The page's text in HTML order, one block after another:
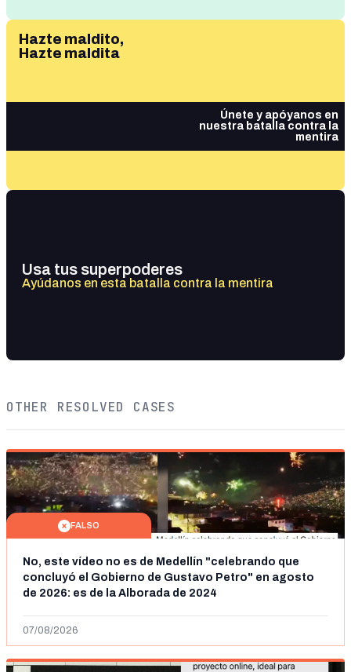
Hazte maldito,
Hazte maldita
Únete y apóyanos en
nuestra batalla contra la
mentira
Usa tus superpoderes
Ayúdanos en esta batalla contra la mentira
OTHER RESOLVED CASES
FALSO
No, este vídeo no es de Medellín "celebrando que
concluyó el Gobierno de Gustavo Petro" en agosto
de 2026: es de la Alborada de 2024
07/08/2026